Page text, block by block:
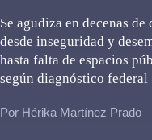
Se agudiza en decenas de
desde inseguridad y
hasta falta de espacios
según diagnóstico federal
Por Hérika Martínez Prado